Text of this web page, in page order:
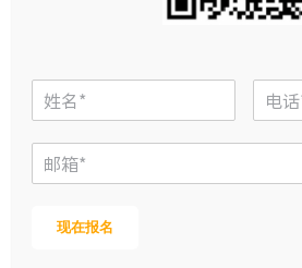
付费课程
现在报名